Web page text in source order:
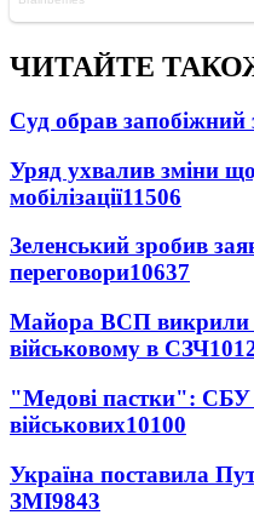
ЧИТАЙТЕ
Суд обрав запобіжний
Уряд ухвалив зміни
мобілізації11506
Зеленський зробив
переговори10637
Майора ВСП викрили
військовому в СЗЧ
"Медові пастки": СБУ
військових10100
Україна поставила
ЗМІ9843